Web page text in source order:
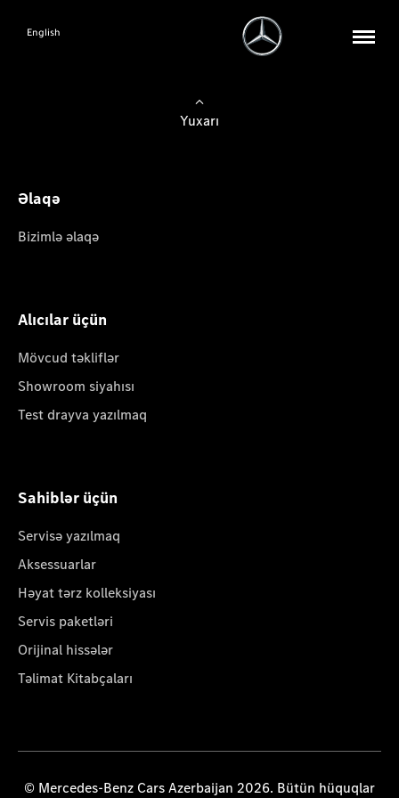
English
Yuxarı
Əlaqə
Bizimlə əlaqə
Alıcılar üçün
Mövcud təkliflər
Showroom siyahısı
Test drayva yazılmaq
Sahiblər üçün
Servisə yazılmaq
Aksessuarlar
Həyat tərz kolleksiyası
Servis paketləri
Orijinal hissələr
Təlimat Kitabçaları
© Mercedes-Benz Cars Azerbaijan 2026. Bütün hüquqlar